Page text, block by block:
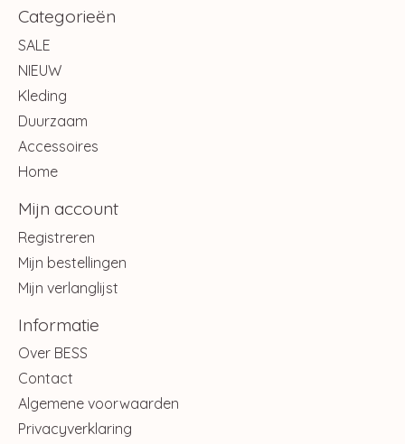
Categorieën
SALE
NIEUW
Kleding
Duurzaam
Accessoires
Home
Mijn account
Registreren
Mijn bestellingen
Mijn verlanglijst
Informatie
Over BESS
Contact
Algemene voorwaarden
Privacyverklaring